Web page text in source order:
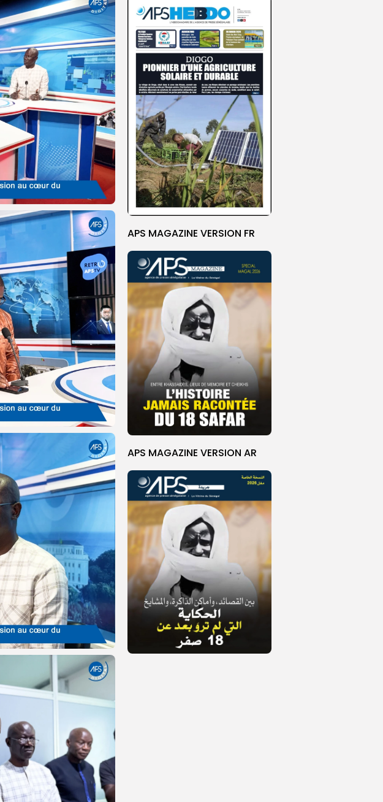
APS MAGAZINE VERSION FR
APS MAGAZINE VERSION AR